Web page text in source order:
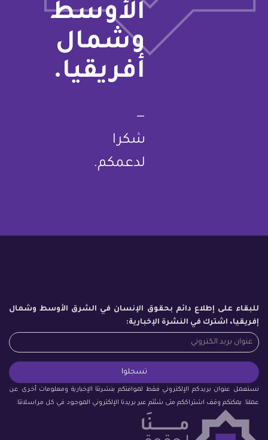
الأوسط
وشمال
أفريقيا.
—
شكرا
لدعمكم.
للبقاء على إطلاع دائم بحقوق الإنسان في الشرق الأوسط وشمال
إفريقيا، اشترك في النشرة الإخبارية:
نستعمل عنوان بريدكم الإلكتروني فقط لموافتكم بنشرتنا الإخبارية ومعلومات أخرى عن
عملنا. يمكنكم وقف اشتراككم متى شئتم عبر بريدنا الإلكتروني الموجود في كل مراسلاتنا.